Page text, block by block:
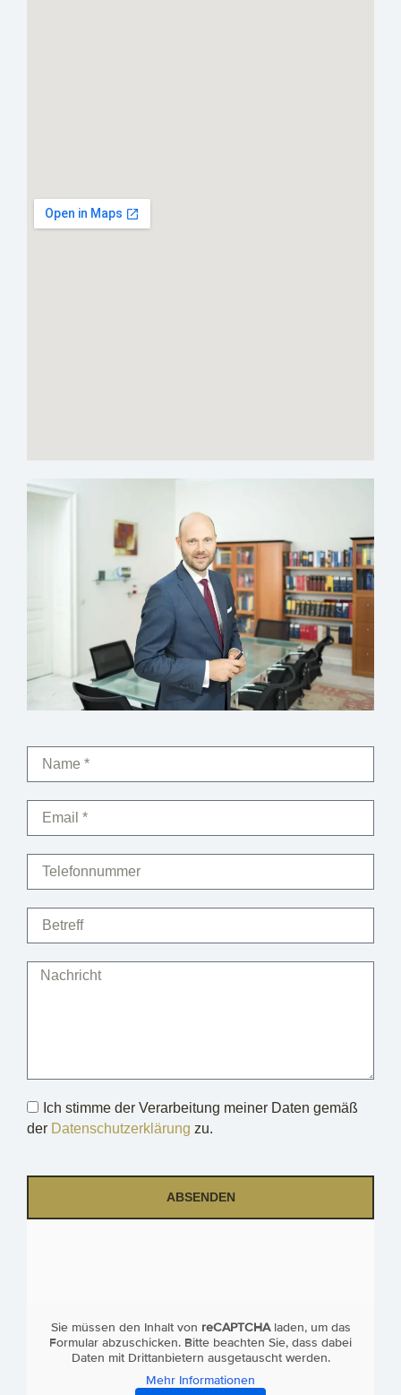
Ich stimme der Verarbeitung meiner Daten gemäß
der Datenschutzerklärung zu.
ABSENDEN
Sie müssen den Inhalt von reCAPTCHAladen, um das
Formular abzuschicken. Bitte beachten Sie, dass dabei
Daten mit Drittanbietern ausgetauscht werden.
Mehr Informationen